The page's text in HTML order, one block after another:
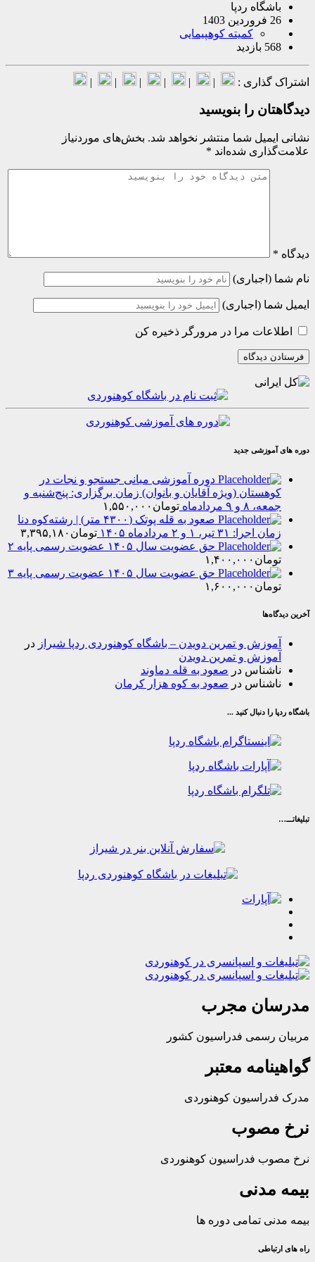
ردپا
کمیته کوهپیمایی
:
|
|
|
|
|
|
را بنویسید
شما منتشر نخواهد شد. بخش‌های موردنیاز
شده‌اند*
(اجباری)
مرا در مرورگر ذخیره کن
جدید
دوره آموزشی مبانی جستجو و نجات در
(ویژه آقایان و بانوان) زمان برگزاری: پنج‌شنبه و
تومان۱,۵۵۰,۰۰۰
صعود به قله پوتک (۴۳۰۰ متر) | رشته‌کوه دنا
۳۱ تیر، ۱ و ۲ مردادماه ۱۴۰۵
تومان ۳,۳۹۵,۱۸۰
حق عضویت سال ۱۴۰۵ عضویت رسمی پایه ۲
۱,۴۰۰,۰۰۰
حق عضویت سال ۱۴۰۵ عضویت رسمی پایه ۳
۱,۶۰۰,۰۰۰
و تمرین دویدن – باشگاه کوهنوردی ردپا شیراز در
و تمرین دویدن
درصعود به قله دماوند
درصعود به کوه هزار کرمان
دنبال کنید ...
مجرب
رسمی فدراسیون کشور
معتبر
کوهنوردی
فدراسیون کوهنوردی
تمامی دوره ها